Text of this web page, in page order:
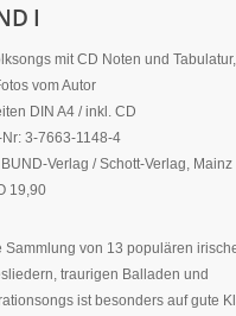
I
mit CD Noten und
vom Autor
DIN A4 / inkl. CD
Nr: 3-7663-1148-4
Verlag / Schott-Verlag, Mainz
19,90
Sammlung von 13 populären
traurigen Balladen und
ist besonders auf gute